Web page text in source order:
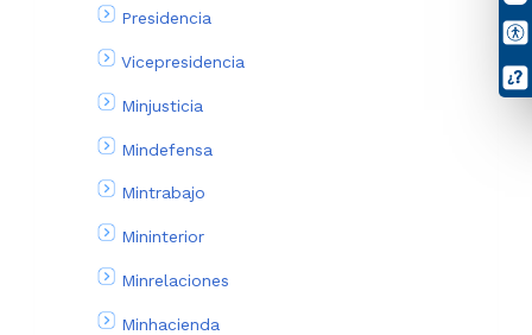
Presidencia
Vicepresidencia
Minjusticia
Mindefensa
Mintrabajo
Mininterior
Minrelaciones
Minhacienda